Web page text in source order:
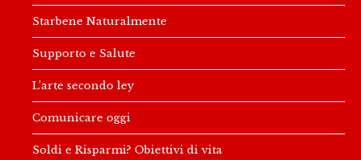
Starbene Naturalmente
Supporto e Salute
L’arte secondo ley
Comunicare oggi
Soldi e Risparmi? Obiettivi di vita